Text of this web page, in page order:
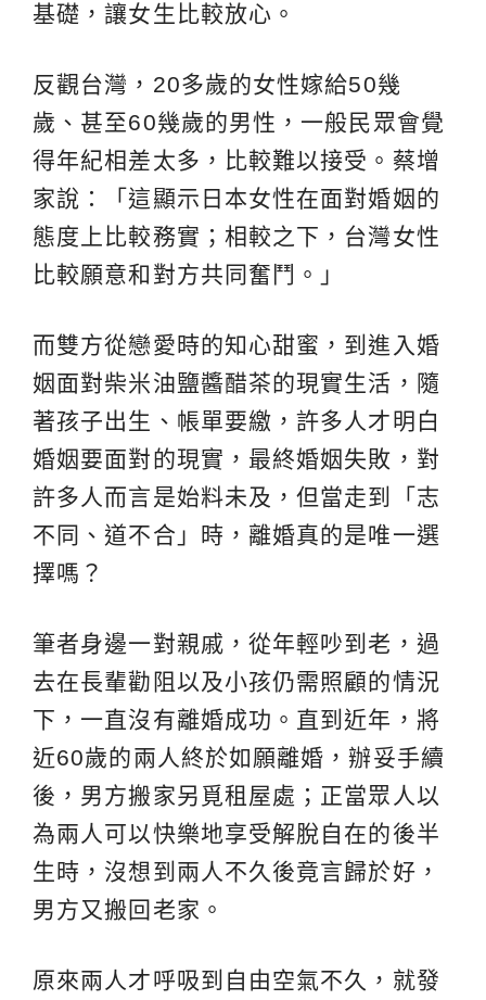
基礎，讓女生比較放心。
反觀台灣，20多歲的女性嫁給50幾
歲、甚至60幾歲的男性，一般民眾會覺
得年紀相差太多，比較難以接受。蔡增
家說：「這顯示日本女性在面對婚姻的
態度上比較務實；相較之下，台灣女性
比較願意和對方共同奮鬥。」
而雙方從戀愛時的知心甜蜜，到進入婚
姻面對柴米油鹽醬醋茶的現實生活，隨
著孩子出生、帳單要繳，許多人才明白
婚姻要面對的現實，最終婚姻失敗，對
許多人而言是始料未及，但當走到「志
不同、道不合」時，離婚真的是唯一選
擇嗎？
筆者身邊一對親戚，從年輕吵到老，過
去在長輩勸阻以及小孩仍需照顧的情況
下，一直沒有離婚成功。直到近年，將
近60歲的兩人終於如願離婚，辦妥手續
後，男方搬家另覓租屋處；正當眾人以
為兩人可以快樂地享受解脫自在的後半
生時，沒想到兩人不久後竟言歸於好，
男方又搬回老家。
原來兩人才呼吸到自由空氣不久，就發